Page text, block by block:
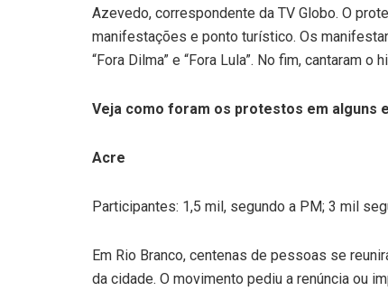
Azevedo, correspondente da TV Globo. O
manifestações e ponto turístico. Os
“Fora Dilma” e “Fora Lula”. No fim, cantaram o
Veja como foram os protestos em alguns
Acre
Participantes: 1,5 mil, segundo a PM; 3 mil
Em Rio Branco, centenas de pessoas se
da cidade. O movimento pediu a renúncia ou